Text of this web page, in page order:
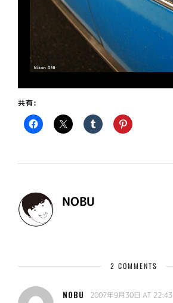
共有:
NOBU
2 COMMENTS
NOBU 2007年9月30日 AT 22:43